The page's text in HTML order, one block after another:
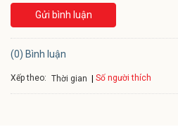
Gửi bình luận
(0) Bình luận
Xếp theo: Thời gian Số người thích